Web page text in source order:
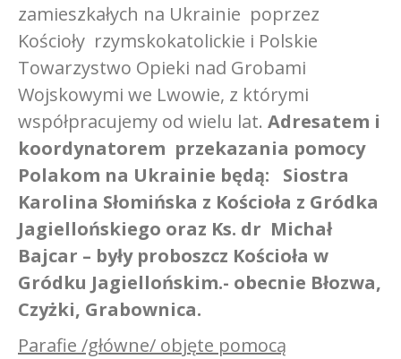
zamieszkałych na Ukrainie poprzez
Kościoły rzymskokatolickie i Polskie
Towarzystwo Opieki nad Grobami
Wojskowymi we Lwowie, z którymi
współpracujemy od wielu lat. Adresatem i
koordynatorem przekazania pomocy
Polakom na Ukrainie będą: Siostra
Karolina Słomińska z Kościoła z Gródka
Jagiellońskiego oraz Ks. dr Michał
Bajcar – były proboszcz Kościoła w
Gródku Jagiellońskim.- obecnie Błozwa,
Czyżki, Grabownica.
Parafie /główne/ objęte pomocą